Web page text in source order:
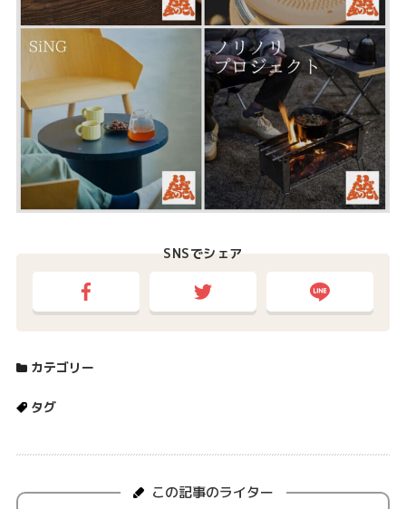
SNSでシェア
カテゴリー
タグ
この記事のライター